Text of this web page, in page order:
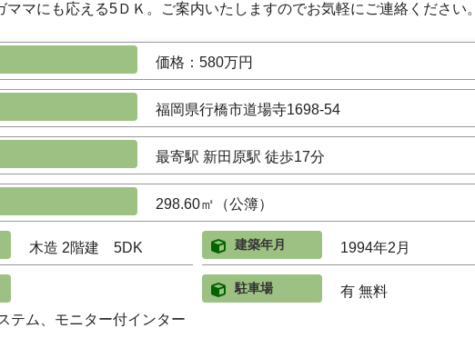
ママにも応える5ＤＫ。ご案内いたしますのでお気軽にご連絡ください。
価格：580万円
福岡県行橋市道場寺1698-54
最寄駅 新田原駅 徒歩17分
298.60㎡（公簿）
木造 2階建 5DK 建築年月 1994年2月
テム、モニター付インター
駐車場 有 無料